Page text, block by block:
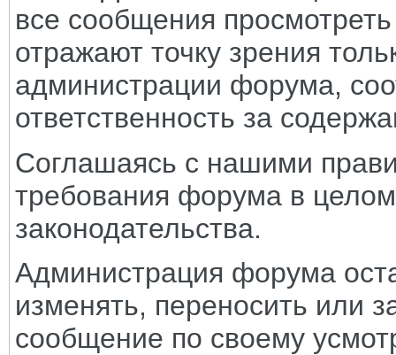
все сообщения
отражают точку зрения
администрации форума,
ответственность за
Соглашаясь с нашими
требования форума в
законодательства.
Администрация форума
изменять, переносить или
сообщение по своему